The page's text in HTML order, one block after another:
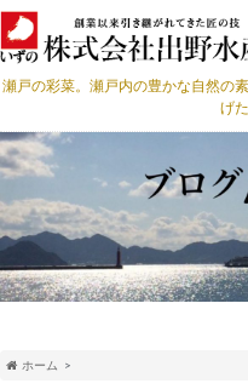
瀬戸の彩菜。瀬戸内の豊かな自然の
げ
ホーム